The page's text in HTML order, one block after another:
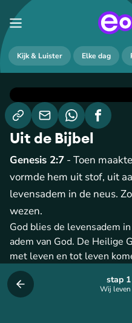
Kijk & Luister Elke dag
Wij leven
stap
Uit de Bijbel
Genesis 2:7 - Toen
vormde hem uit stof, uit
levensadem in de neus.
wezen.
God blies de levensadem
adem van God. De Heilige
met leven en tot leven